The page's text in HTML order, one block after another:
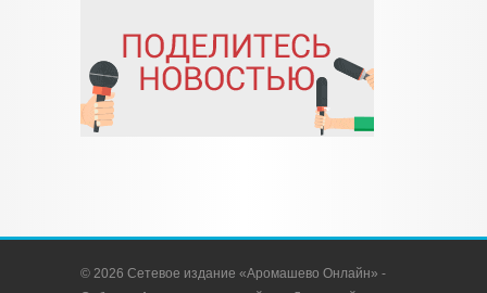
© 2026 Сетевое издание «Аромашево Онлайн» -